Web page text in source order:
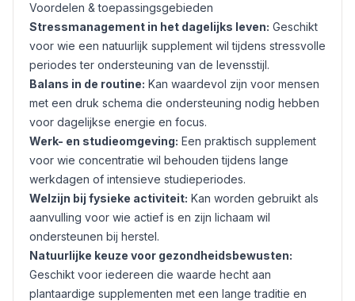
Voordelen & toepassingsgebieden
Stressmanagement in het dagelijks leven: Geschikt
voor wie een natuurlijk supplement wil tijdens stressvolle
periodes ter ondersteuning van de levensstijl.
Balans in de routine: Kan waardevol zijn voor mensen
met een druk schema die ondersteuning nodig hebben
voor dagelijkse energie en focus.
Werk- en studieomgeving: Een praktisch supplement
voor wie concentratie wil behouden tijdens lange
werkdagen of intensieve studieperiodes.
Welzijn bij fysieke activiteit: Kan worden gebruikt als
aanvulling voor wie actief is en zijn lichaam wil
ondersteunen bij herstel.
Natuurlijke keuze voor gezondheidsbewusten:
Geschikt voor iedereen die waarde hecht aan
plantaardige supplementen met een lange traditie en